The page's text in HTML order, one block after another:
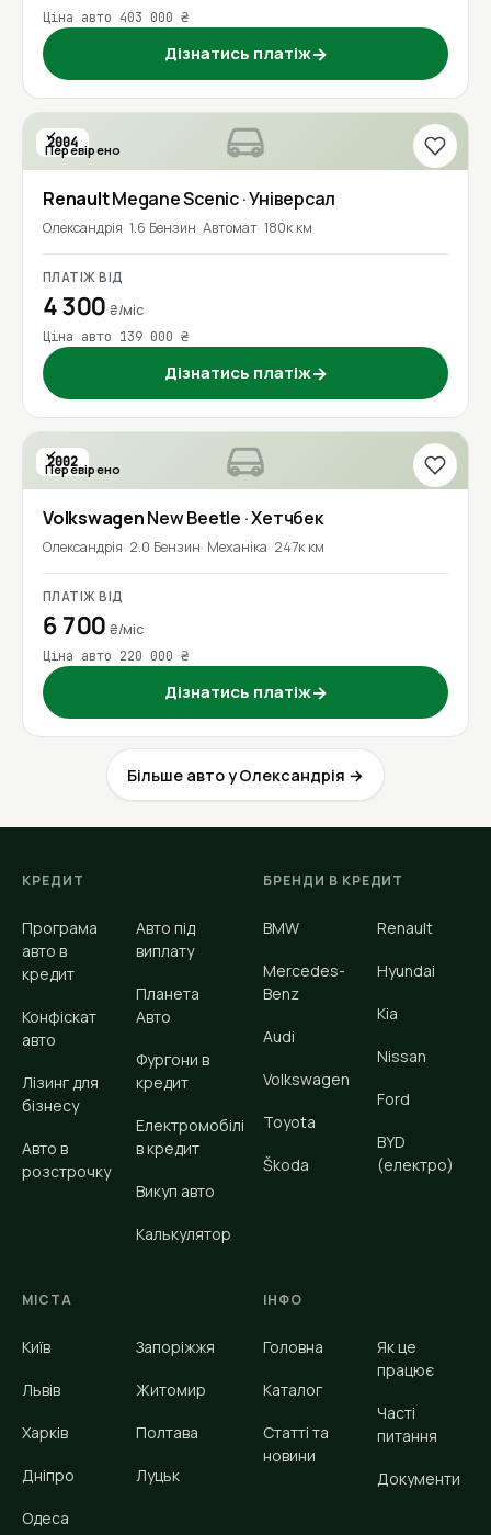
Ціна авто 403 000 ₴
Дізнатись платіж→
2004
Перевірено
RenaultMegane Scenic· Універсал
Олександрія 1.6 Бензин Автомат 180к км
ПЛАТІЖ ВІД
4 300₴/міс
Ціна авто 139 000 ₴
Дізнатись платіж→
2002
Перевірено
VolkswagenNew Beetle · Хетчбек
Олександрія 2.0 Бензин Механіка 247к км
ПЛАТІЖ ВІД
6 700₴/міс
Ціна авто 220 000 ₴
Дізнатись платіж→
Більше авто у Олександрія →
КРЕДИТ
Програма
авто в
кредит
Конфіскат
авто
Лізинг для
бізнесу
Авто в
розстрочку
Авто під
виплату
Планета
Авто
Фургони в
кредит
Електромобілі
в кредит
Викуп авто
Калькулятор
БРЕНДИ В КРЕДИТ
BMW
Mercedes-
Benz
Audi
Volkswagen
Toyota
Škoda
Renault
Hyundai
Kia
Nissan
Ford
BYD
(електро)
МІСТА
Київ
Львів
Харків
Дніпро
Одеса
Запоріжжя
Житомир
Полтава
Луцьк
ІНФО
Головна
Каталог
Статті та
новини
Як це
працює
Часті
питання
Документи